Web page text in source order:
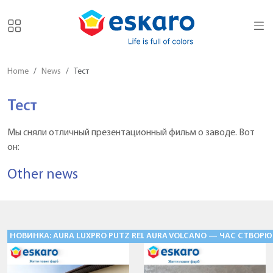
Home News Тест
Тест
Мы сняли отличный презентационный фильм о заводе. Вот
он:
Other news
НОВИНКА: AURA LUXPRO PUTZ RELIEF «БАРАНЕЦЬ» — ФАСАДНІ
AURA VOLCANO — ЧАС